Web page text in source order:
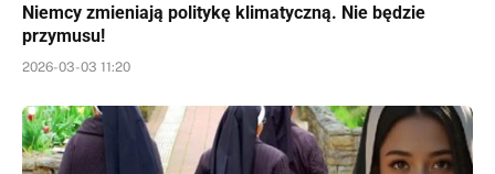
Niemcy zmieniają politykę klimatyczną. Nie będzie
przymusu!
2026-03-03 11:20